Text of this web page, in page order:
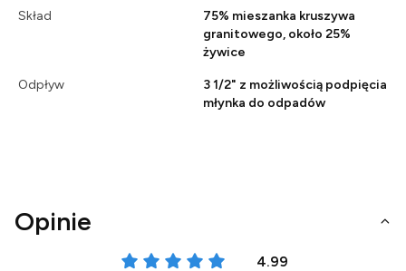
Skład
75% mieszanka kruszywa
granitowego, około 25%
żywice
Odpływ
3 1/2" z możliwością podpięcia
młynka do odpadów
Opinie
4.99